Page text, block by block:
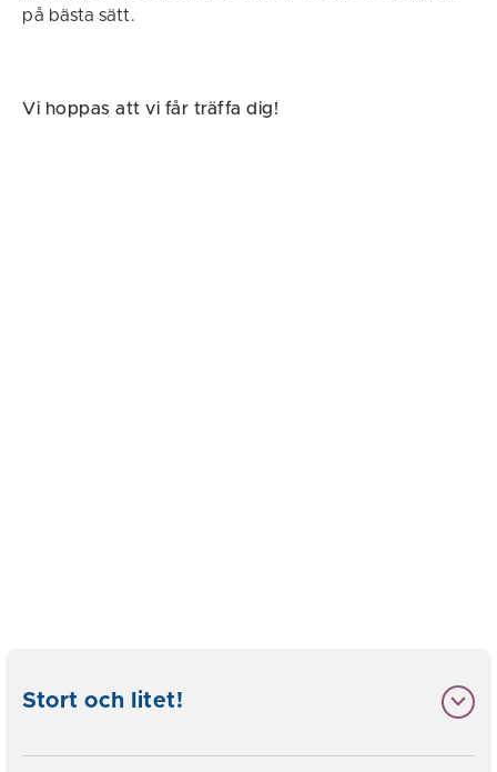
på bästa sätt.
Vi hoppas att vi får träffa dig!
Stort och litet!